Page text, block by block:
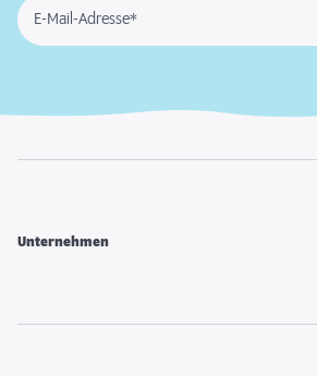
E-Mail-Adresse*
Unternehmen